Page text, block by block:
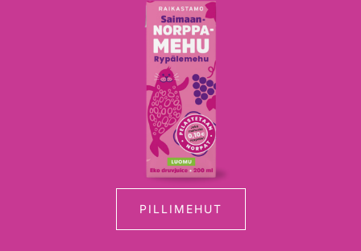
PILLIMEHUT